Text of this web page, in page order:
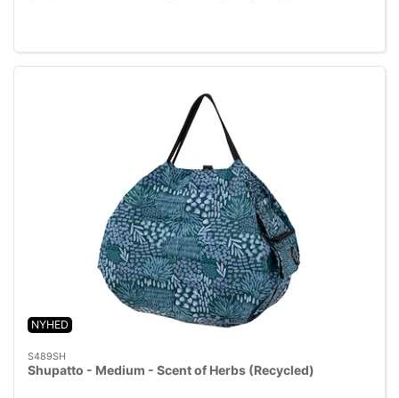
NYHED
S489SH
Shupatto - Medium - Scent of Herbs (Recycled)